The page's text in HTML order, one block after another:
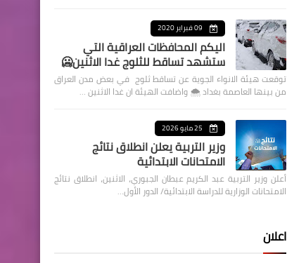
09 فبراير 2020
اليكم المحافظات العراقية التي
ستشهد تساقط للثلوج غدا الاثنين🥶
توقعت هيئة الانواء الجوية عن تساقط ثلوج في بعض مدن العراق
من بينها العاصمة بغداد ⁦🌨️⁩ واضافت الهيئة ان غدا الاثنين …
25 مايو 2026
وزير التربية يعلن انطلاق نتائج
الامتحانات الابتدائية
أعلن وزير التربية عبد الكريم عبطان الجبوري، الاثنين، انطلاق نتائج
الامتحانات الوزارية للدراسة الابتدائية/ الدور الأول…
اعلان